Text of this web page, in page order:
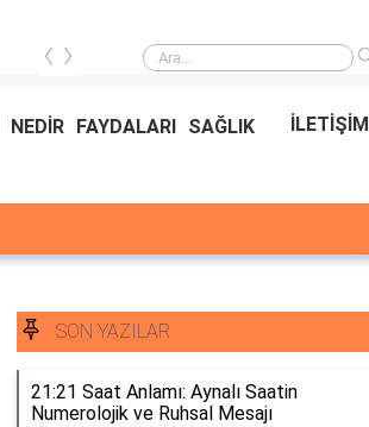
Ödeal Müşteri Hizmetleri
‹ ›
NEDİR FAYDALARI SAĞLIK İLETİŞİM
SON YAZILAR
21:21 Saat Anlamı: Aynalı Saatin
Numerolojik ve Ruhsal Mesajı